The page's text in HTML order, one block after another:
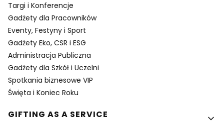
Targi i Konferencje
Gadżety dla Pracowników
Eventy, Festyny i Sport
Gadżety Eko, CSR i ESG
Administracja Publiczna
Gadżety dla Szkół i Uczelni
Spotkania biznesowe VIP
Święta i Koniec Roku
GIFTING AS A SERVICE